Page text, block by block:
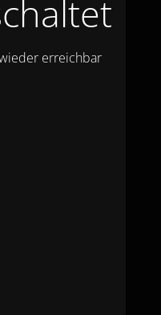
erreichbar